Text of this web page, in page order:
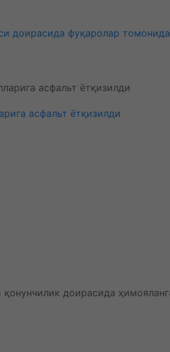
фуқаролар
асфальт ётқизилди
доирасида